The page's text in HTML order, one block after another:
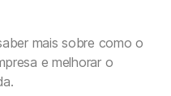
mais sobre como o
e melhorar o